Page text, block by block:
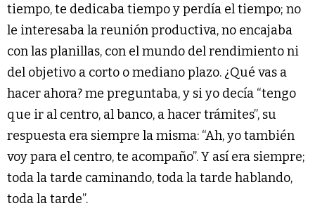
tiempo, te dedicaba tiempo y perdía el tiempo; no
le interesaba la reunión productiva, no encajaba
con las planillas, con el mundo del rendimiento ni
del objetivo a corto o mediano plazo. ¿Qué vas a
hacer ahora? me preguntaba, y si yo decía “tengo
que ir al centro, al banco, a hacer trámites”, su
respuesta era siempre la misma: “Ah, yo también
voy para el centro, te acompaño”. Y así era siempre;
toda la tarde caminando, toda la tarde hablando,
toda la tarde”.